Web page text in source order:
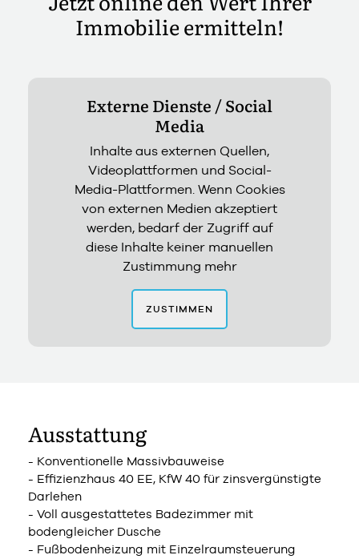
Immobilie ermitteln!
Externe Dienste / Social
Media
Inhalte aus externen Quellen,
Videoplattformen und Social-
Media-Plattformen. Wenn Cookies
von externen Medien akzeptiert
werden, bedarf der Zugriff auf
diese Inhalte keiner manuellen
Zustimmung mehr
ZUSTIMMEN
Ausstattung
- Konventionelle Massivbauweise
- Effizienzhaus 40 EE, KfW 40 für zinsvergünstigte
Darlehen
- Voll ausgestattetes Badezimmer mit
bodengleicher Dusche
- Fußbodenheizung mit Einzelraumsteuerung